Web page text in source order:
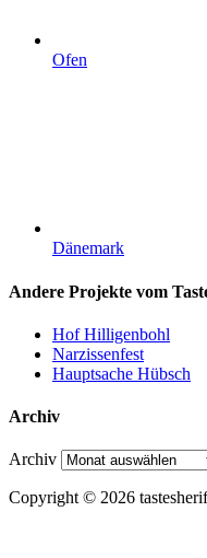
Ofen
Dänemark
Andere Projekte vom
Hof Hilligenbohl
Narzissenfest
Hauptsache Hübsch
Archiv
Archiv
Copyright © 2026